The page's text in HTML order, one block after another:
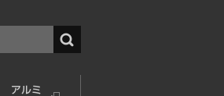
アルミ